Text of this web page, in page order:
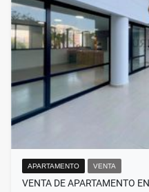
APARTAMENTO VENTA
VENTA DE APARTAMENTO